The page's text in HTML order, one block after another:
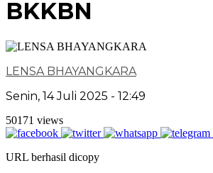
BKKBN
LENSA BHAYANGKARA
Senin, 14 Juli 2025 - 12:49
50171 views
URL berhasil dicopy